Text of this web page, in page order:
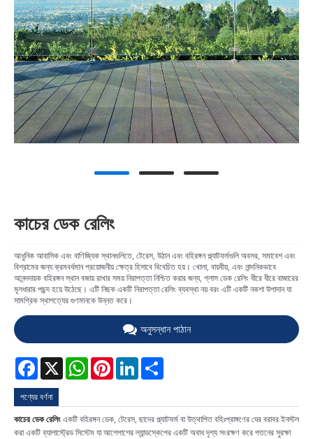
কাচের ডেক রেলিং
আধুনিক আবাসিক এবং বাণিজ্যিক স্থানগুলিতে, টেরেস, উঠান এবং বহিরঙ্গন প্ল্যাটফর্মগুলি অবসর, সমাবেশ এবং
বিশ্রামের জন্য ক্রমবর্ধমান প্রয়োজনীয় ক্ষেত্র হিসাবে বিবেচিত হয়। খোলা, বায়বীয়, এবং নান্দনিকভাবে
আনন্দদায়ক বহিরঙ্গন স্থান বজায় রাখার সময় নিরাপত্তা নিশ্চিত করার জন্য, গ্লাস ডেক রেলিং ধীরে ধীরে বাজারের
মূলধারার পছন্দ হয়ে উঠেছে। এটি নিছক একটি নিরাপত্তা রেলিং ব্যবস্থা নয় বরং এটি একটি নকশা উপাদান যা
সামগ্রিক স্থাপত্যের গুণমানকে উন্নত করে।
অনুসন্ধান পাঠান
Facebook
X WhatsAppPinterestLinkedIn
পণ্যের বর্ণনা
কাচের ডেক রেলিং একটি বহিরঙ্গন ডেক, টেরেস, ছাদের প্ল্যাটফর্ম বা উত্থাপিত বহিঃপ্রাঙ্গণের ঘের বরাবর ইনস্টল
করা একটি ব্যালাস্ট্রেড সিস্টেম যা আশেপাশের ল্যান্ডস্কেপের একটি অবাধ দৃশ্য সংরক্ষণ করে পতনের সুরক্ষা